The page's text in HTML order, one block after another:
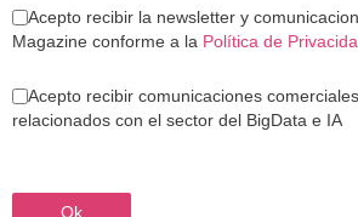
Acepto recibir la newsletter y
Magazine conforme a la Política de
Acepto recibir comunicaciones
relacionados con el sector del BigData e IA